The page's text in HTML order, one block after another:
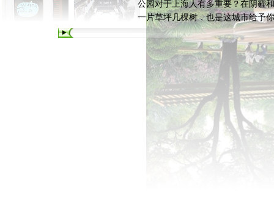
公园对于上海人有多重要？在阴霾
一片草坪几棵树，也是这城市给予